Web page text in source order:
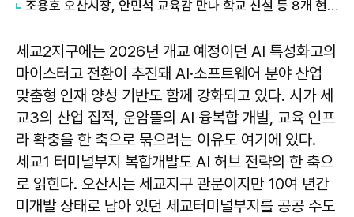
조용호 오산시장, 안민석 교육감 만나 학교 신설 등 8개 현안 건의
세교2지구에는 2026년 개교 예정이던 AI 특성화고의
마이스터고 전환이 추진돼 AI·소프트웨어 분야 산업
맞춤형 인재 양성 기반도 함께 강화되고 있다. 시가 세
교3의 산업 집적, 운암뜰의 AI 융복합 개발, 교육 인프
라 확충을 한 축으로 묶으려는 이유도 여기에 있다.
세교1 터미널부지 복합개발도 AI 허브 전략의 한 축으
로 읽힌다. 오산시는 세교지구 관문이지만 10여 년간
미개발 상태로 남아 있던 세교터미널부지를 공공 주도